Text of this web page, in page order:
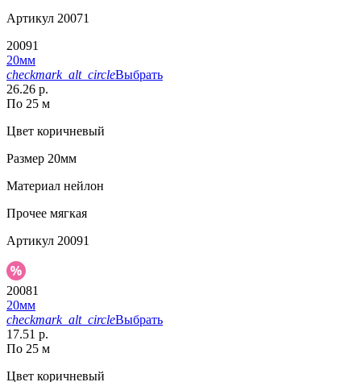
Артикул 20071
20091
20мм
checkmark_alt_circleВыбрать
26.26 р.
По 25 м
Цвет коричневый
Размер 20мм
Материал нейлон
Прочее мягкая
Артикул 20091
20081
20мм
checkmark_alt_circleВыбрать
17.51 р.
По 25 м
Цвет коричневый